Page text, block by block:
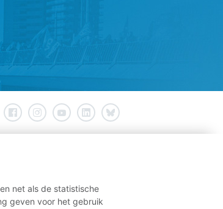
net als de statistische
geven voor het gebruik